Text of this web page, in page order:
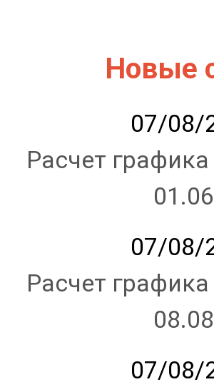
Новые
07/08/
Расчет
07/08/
Расчет
07/08/